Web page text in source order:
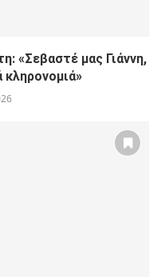
«Σεβαστέ μας Γιάννη,
κληρονομιά»